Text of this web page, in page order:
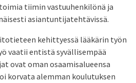
tiimin vastuuhenkilönä ja
asiantuntijatehtävissä.
kehittyessä lääkärin työn
vaatii entistä syvällisempää
ovat oman osaamisalueensa
korvata alemman koulutuksen